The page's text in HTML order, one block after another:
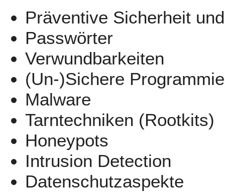
Präventive Sicherheit
Passwörter
Verwundbarkeiten
(Un-)Sichere
Malware
Tarntechniken (Rootkits)
Honeypots
Intrusion Detection
Datenschutzaspekte